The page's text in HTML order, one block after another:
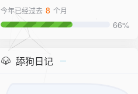
今年已经过去 8 个月
66%
舔狗日记